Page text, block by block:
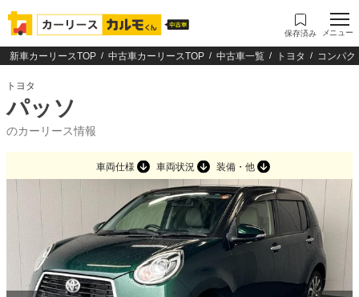
保存済み メニュー
新車カーリースTOP 中古車カーリースTOP 中古車一覧 トヨタ コンパク
トヨタ
パッソ
のカーリース情報
車両仕様 車両状況 装備・他